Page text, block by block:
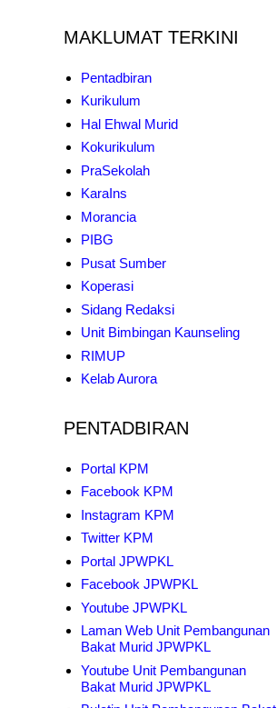
MAKLUMAT TERKINI
Pentadbiran
Kurikulum
Hal Ehwal Murid
Kokurikulum
PraSekolah
KaraIns
Morancia
PIBG
Pusat Sumber
Koperasi
Sidang Redaksi
Unit Bimbingan Kaunseling
RIMUP
Kelab Aurora
PENTADBIRAN
Portal KPM
Facebook KPM
Instagram KPM
Twitter KPM
Portal JPWPKL
Facebook JPWPKL
Youtube JPWPKL
Laman Web Unit Pembangunan
Bakat Murid JPWPKL
Youtube Unit Pembangunan
Bakat Murid JPWPKL